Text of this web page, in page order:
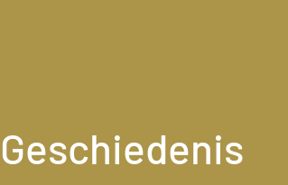
Geschiedenis